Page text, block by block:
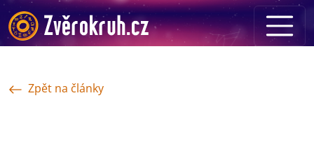
Zpět na články